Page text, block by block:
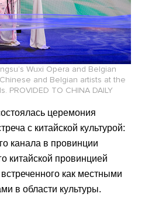
Wuxi Opera and Belgian
and Belgian artists at the
PROVIDED TO CHINA DAILY
церемония
с китайской культурой:
канала в провинции
китайской провинцией
как местными
в области культуры.